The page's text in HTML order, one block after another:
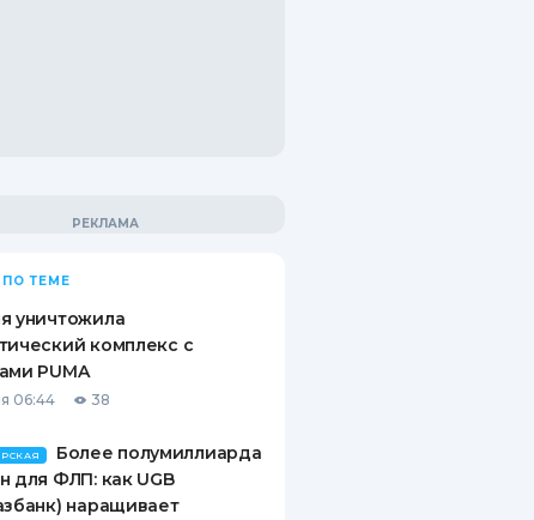
ТЕМЕ
уничтожила
комплекс с
PUMA
06:44 38
Более полумиллиарда
для ФЛП: как UGB
наращивает